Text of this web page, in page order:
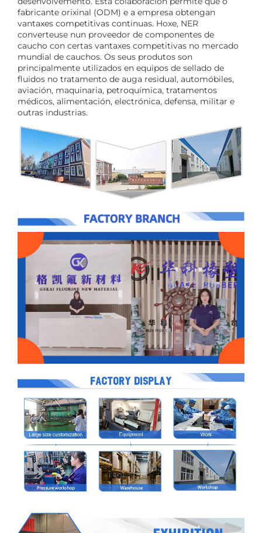
fabricante orixinal (ODM) e a empresa obtengan
vantaxes competitivas continuas. Hoxe, NER
converteuse nun proveedor de componentes de
caucho con certas vantaxes competitivas no mercado
mundial de cauchos. Os seus produtos son
principalmente utilizados en equipos de sellado de
fluidos no tratamento de auga residual, automóbiles,
aviación, maquinaria, petroquímica, tratamentos
médicos, alimentación, electrónica, defensa, militar e
outras industrias.